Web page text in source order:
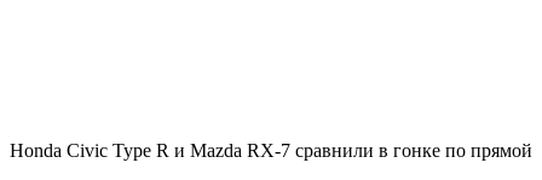
Honda Civic Type R и Mazda RX-7 сравнили в гонке по прямой